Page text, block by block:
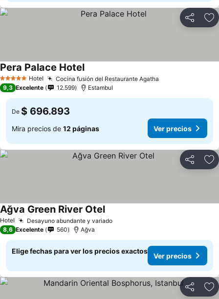
Compartir
5 Estrellas Hotel Cocina fusión del Restaurante Agatha
Pera Palace Hotel
9,3 Excelente 12.599 Estambul
De $ 696.893
Mira precios de 12 páginas Ver precios
Compartir
Hotel Desayuno abundante y variado
Ağva Green River Otel
8,6 Excelente 560 Ağva
Elige fechas para ver los precios exactos
Ver precios
Compartir